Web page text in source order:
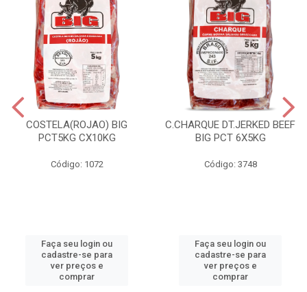
COSTELA(ROJAO) BIG
PCT5KG CX10KG
Código: 1072
Faça seu login ou
cadastre-se para
ver preços e
comprar
C.CHARQUE DT.JERKED BEEF
BIG PCT 6X5KG
Código: 3748
Faça seu login ou
cadastre-se para
ver preços e
comprar